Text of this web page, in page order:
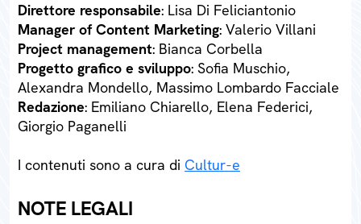
Direttore responsabile: Lisa Di Feliciantonio
Manager of Content Marketing: Valerio Villani
Project management: Bianca Corbella
Progetto grafico e sviluppo: Sofia Muschio,
Alexandra Mondello, Massimo Lombardo Facciale
Redazione: Emiliano Chiarello, Elena Federici,
Giorgio Paganelli
I contenuti sono a cura di Cultur-e
NOTE LEGALI